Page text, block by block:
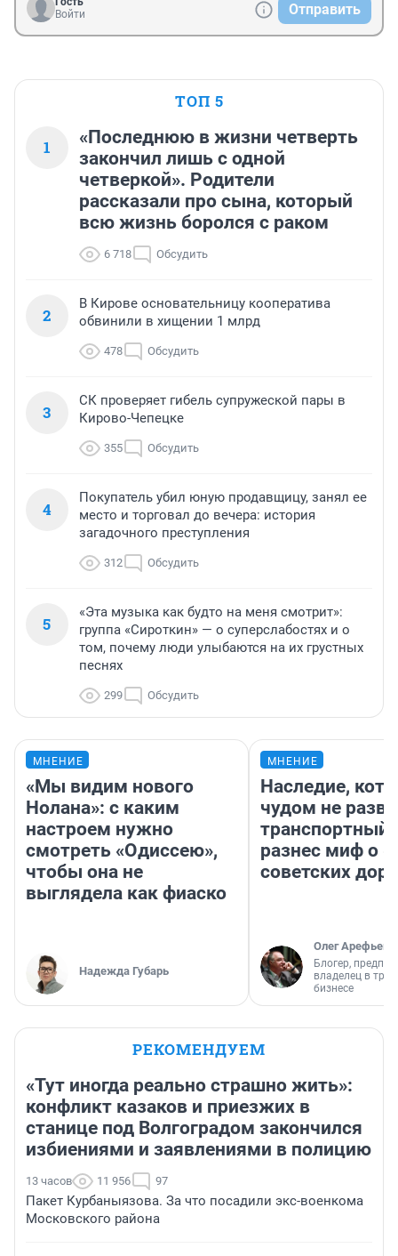
Войти
Отправить
ТОП 5
1
«Последнюю в жизни четверть
закончил лишь с одной
четверкой». Родители
рассказали про сына, который
всю жизнь боролся с раком
6 718 Обсудить
2
В Кирове основательницу кооператива
обвинили в хищении 1 млрд
478 Обсудить
3
СК проверяет гибель супружеской пары в
Кирово-Чепецке
355 Обсудить
4
Покупатель убил юную продавщицу, занял ее
место и торговал до вечера: история
загадочного преступления
312 Обсудить
5
«Эта музыка как будто на меня смотрит»:
группа «Сироткин» — о суперслабостях и о
том, почему люди улыбаются на их грустных
песнях
299 Обсудить
МНЕНИЕ
«Мы видим нового
Нолана»: с каким
настроем нужно
смотреть «Одиссею»,
чтобы она не
выглядела как фиаско
Надежда Губарь
МНЕНИЕ
Наследие,
чудом не
транспортный
разнес миф о
советских
Олег Арефьев
Блогер,
владелец в
бизнесе
РЕКОМЕНДУЕМ
«Тут иногда реально страшно жить»:
конфликт казаков и приезжих в
станице под Волгоградом закончился
избиениями и заявлениями в полицию
13 часов 11 956 97
Пакет Курбаныязова. За что посадили экс-военкома
Московского района